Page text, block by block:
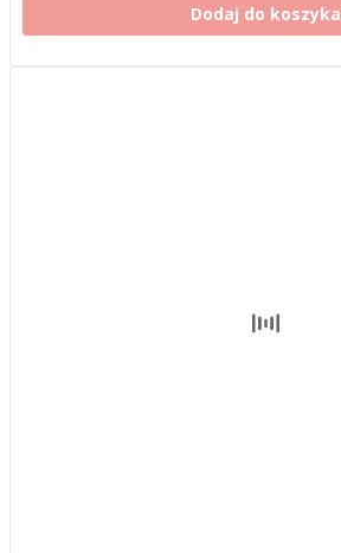
Dodaj do koszyka